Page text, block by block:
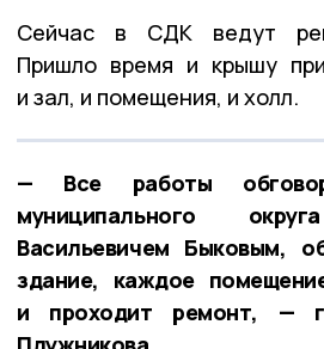
Сейчас в СДК ведут
Пришло время и крышу
и зал, и помещения, и холл.
— Все работы
муниципального
Васильевичем Быковым,
здание, каждое
и проходит ремонт, —